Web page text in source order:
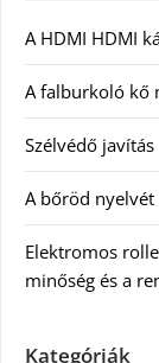
A HDMI HDMI
A falburkoló kő
Szélvédő
A bőröd
Elektromos
minőség és a
Kategóriák